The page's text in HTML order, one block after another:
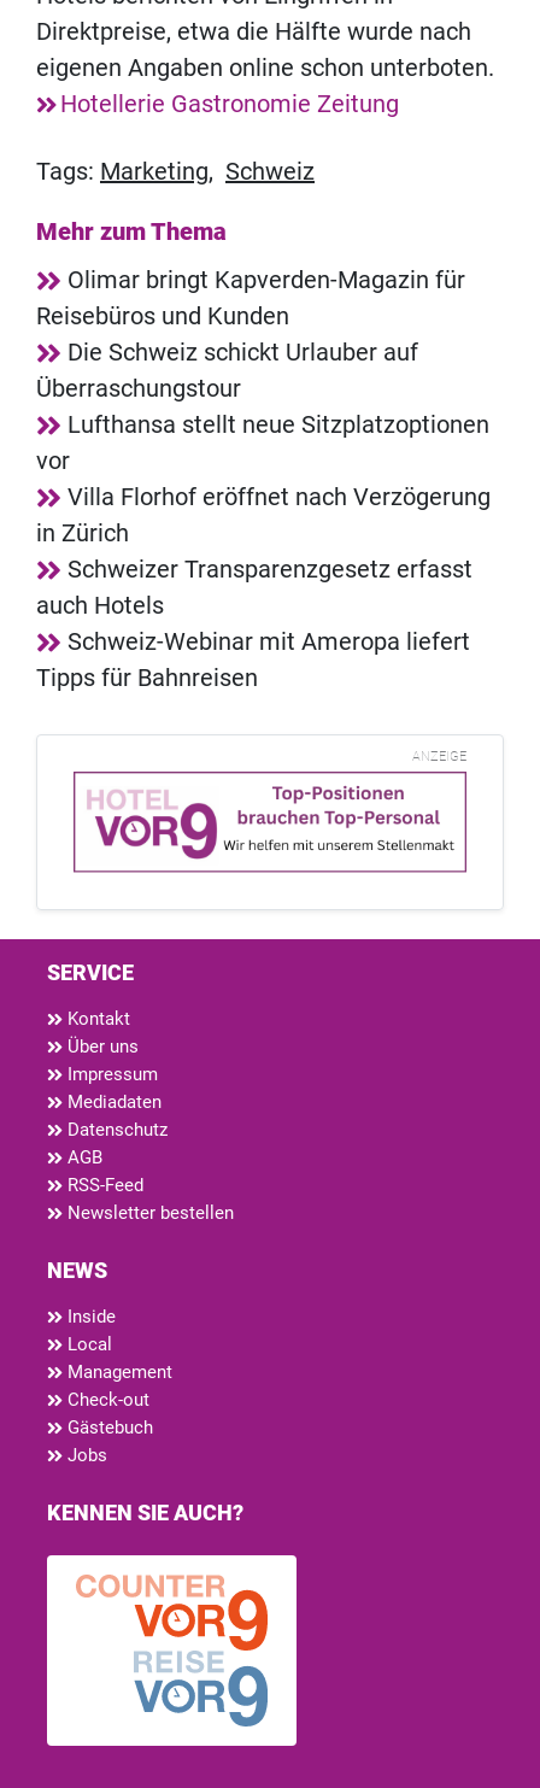
Direktpreise, etwa die Hälfte wurde nach
eigenen Angaben online schon unterboten.
Hotellerie Gastronomie Zeitung
Tags: Marketing, Schweiz
Mehr zum Thema
Olimar bringt Kapverden-Magazin für
Reisebüros und Kunden
Die Schweiz schickt Urlauber auf
Überraschungstour
Lufthansa stellt neue Sitzplatzoptionen
vor
Villa Florhof eröffnet nach Verzögerung
in Zürich
Schweizer Transparenzgesetz erfasst
auch Hotels
Schweiz-Webinar mit Ameropa liefert
Tipps für Bahnreisen
ANZEIGE
SERVICE
Kontakt
Über uns
Impressum
Mediadaten
Datenschutz
AGB
RSS-Feed
Newsletter bestellen
NEWS
Inside
Local
Management
Check-out
Gästebuch
Jobs
KENNEN SIE AUCH?